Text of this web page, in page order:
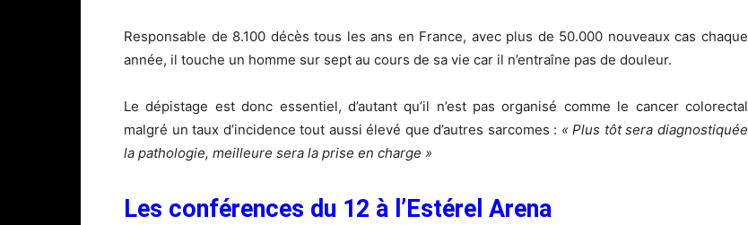
Responsable de 8.100 décès tous les ans en France, avec plus de 50.000 nouveaux cas chaque
année, il touche un homme sur sept au cours de sa vie car il n’entraîne pas de douleur.
Le dépistage est donc essentiel, d’autant qu’il n’est pas organisé comme le cancer colorectal
malgré un taux d’incidence tout aussi élevé que d’autres sarcomes : « Plus tôt sera diagnostiquée
la pathologie, meilleure sera la prise en charge »
Les conférences du 12 à l’Estérel Arena